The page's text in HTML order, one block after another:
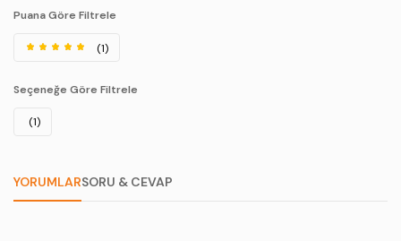
Puana Göre Filtrele
(1)
Seçeneğe Göre Filtrele
(1)
YORUMLARSORU & CEVAP